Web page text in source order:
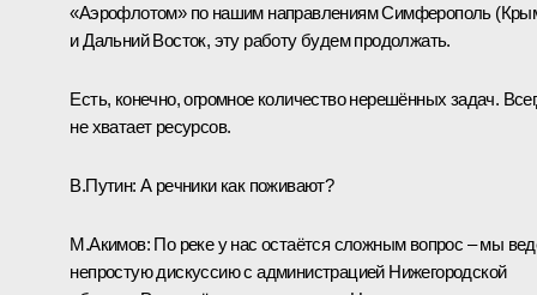
«Аэрофлотом» по нашим направлениям Симферополь
и Дальний Восток, эту работу будем продолжать.
Есть, конечно, огромное количество нерешённых задач.
не хватает ресурсов.
В.Путин: А речники как поживают?
М.Акимов: По реке у нас остаётся сложным вопрос – мы
непростую дискуссию с администрацией Нижегородской